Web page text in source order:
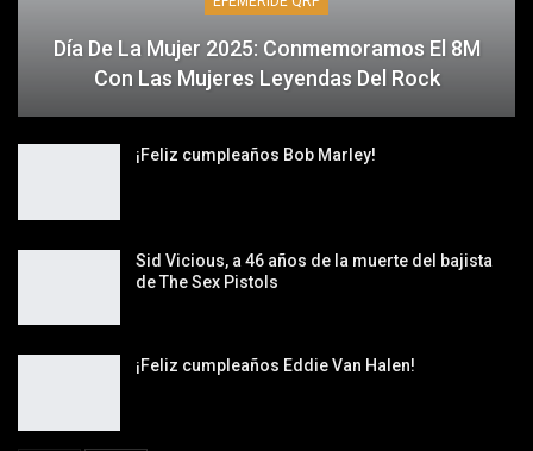
Día De La Mujer 2025: Conmemoramos El 8M
Con Las Mujeres Leyendas Del Rock
¡Feliz cumpleaños Bob Marley!
Sid Vicious, a 46 años de la muerte del bajista
de The Sex Pistols
¡Feliz cumpleaños Eddie Van Halen!